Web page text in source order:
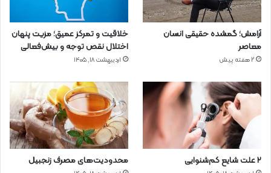
آرامش؛ گمشده حقیقی انسان
معاصر
2 هفته پیش
خلاقیت و تمرکز عمیق؛ مزیت پنهان
اختلال نقص توجه و بیش‌فعالی
اردیبهشت ۱۸, ۱۴۰۵
۲ علت شایع‌ کم‌شنوایی محدودیت‌های مصرف زنجبیل